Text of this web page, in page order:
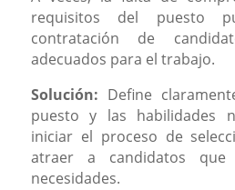
requisitos del puesto
contratación de
adecuados para el trabajo.
Solución: Define
puesto y las habilidades
iniciar el proceso de
atraer a candidatos
necesidades.